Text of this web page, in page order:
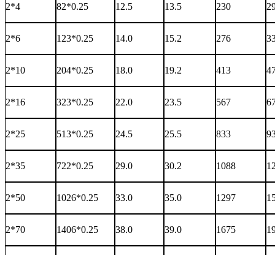
2*4 82*0.25 12.5 13.5 230
2*6 123*0.25 14.0 15.2 276
2*10 204*0.25 18.0 19.2 413
2*16 323*0.25 22.0 23.5 567
2*25 513*0.25 24.5 25.5 833
2*35 722*0.25 29.0 30.2 1088
2*50 1026*0.25 33.0 35.0 1297
2*70 1406*0.25 38.0 39.0 1675